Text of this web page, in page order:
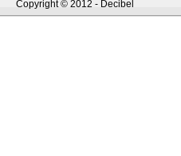
Copyright © 2012 - Decibel